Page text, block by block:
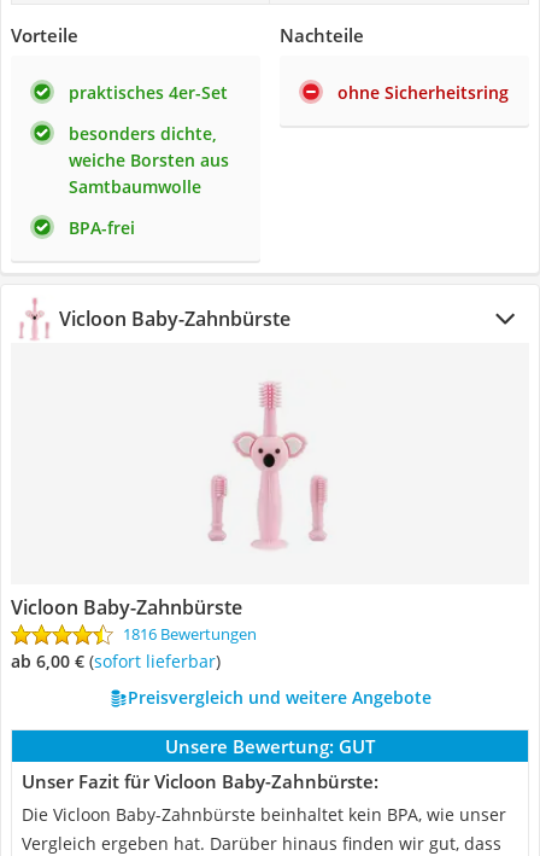
Vorteile
praktisches 4er-Set
besonders dichte,
weiche Borsten aus
Samtbaumwolle
BPA-frei
Nachteile
ohne Sicherheitsring
Vicloon Baby-Zahnbürste
Vicloon Baby-Zahnbürste
1816 Bewertungen
ab 6,00 € ( Sofort lieferbar)
Preisvergleich und weitere Angebote
Unsere Bewertung: GUT
Unser Fazit für Vicloon Baby-Zahnbürste:
Die Vicloon Baby-Zahnbürste beinhaltet kein BPA, wie unser
Vergleich ergeben hat. Darüber hinaus finden wir gut, dass